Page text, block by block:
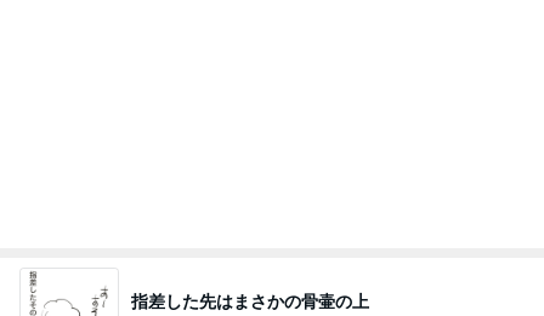
指差した先はまさかの骨壷の上